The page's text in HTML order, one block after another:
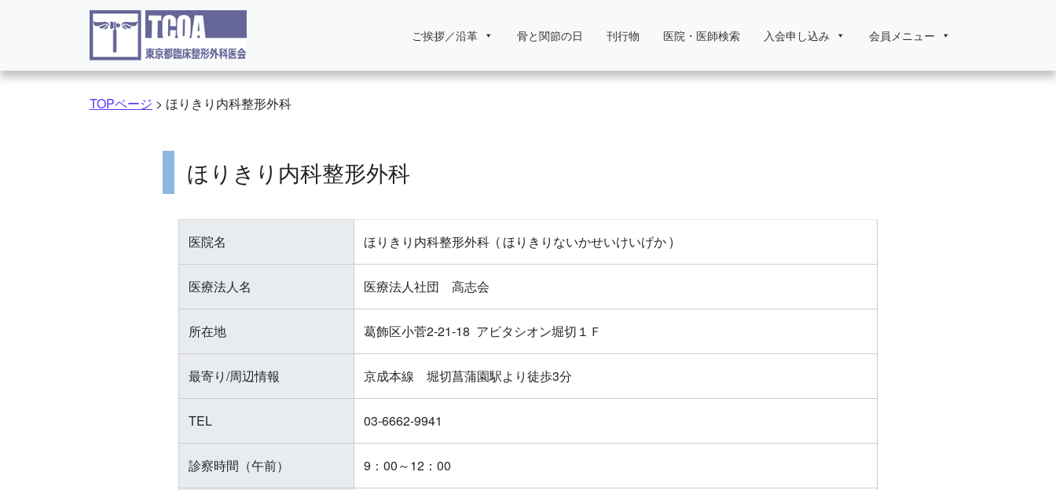
コンテンツへスキップ
ご挨拶／沿革 骨と関節の日 刊行物 医院・医師検索 入会申し込み 会員メニュー
TOPページ > ほりきり内科整形外科
ほりきり内科整形外科
医院名 ほりきり内科整形外科 ( ほりきりないかせいけいげか )
医療法人名 医療法人社団 高志会
所在地 葛飾区小菅2-21-18 アビタシオン堀切１Ｆ
最寄り/周辺情報 京成本線 堀切菖蒲園駅より徒歩3分
TEL 03-6662-9941
診察時間（午前） 9：00～12：00